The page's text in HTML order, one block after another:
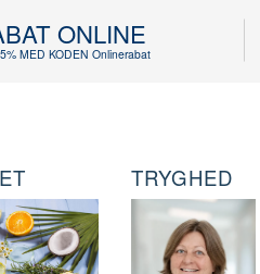
ONLINE
MED KODEN Onlinerabat
TRYGHED